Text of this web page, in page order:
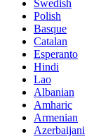
Swedish
Polish
Basque
Catalan
Esperanto
Hindi
Lao
Albanian
Amharic
Armenian
Azerbaijani